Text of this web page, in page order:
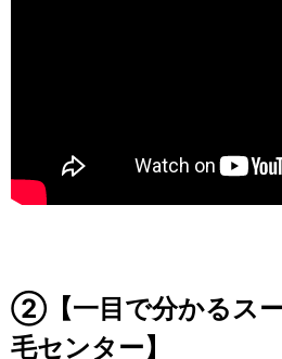
②【一目で分かるス
毛センター】